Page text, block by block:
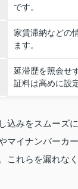
です。
家賃滞納などの
ます。
延滞歴を照会せ
証料は高めに設
込みをスムーズ
マイナンバーカ
これらを漏れな